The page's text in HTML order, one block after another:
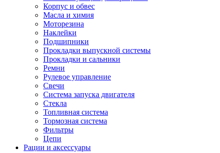
Корпус и обвес
Масла и химия
Моторезина
Наклейки
Подшипники
Прокладки выпускной системы
Прокладки и сальники
Ремни
Рулевое управление
Свечи
Система запуска двигателя
Стекла
Топливная система
Тормозная система
Фильтры
Цепи
Рации и аксессуары